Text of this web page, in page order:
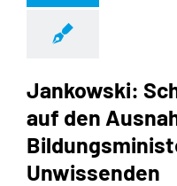
Jankowski:
auf den
Unwissenden